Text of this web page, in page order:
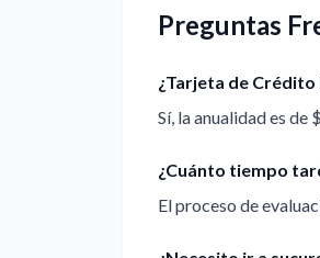
Preguntas
¿Tarjeta de
Sí, la anualidad es
¿Cuánto tiempo
El proceso de